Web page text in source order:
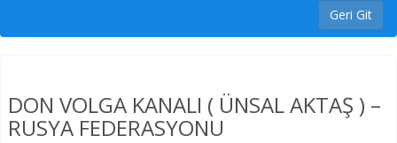
DON VOLGA KANALI ( ÜNSAL AKTAŞ ) –
RUSYA FEDERASYONU